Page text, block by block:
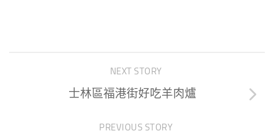
NEXT STORY
士林區福港街好吃羊肉爐
PREVIOUS STORY